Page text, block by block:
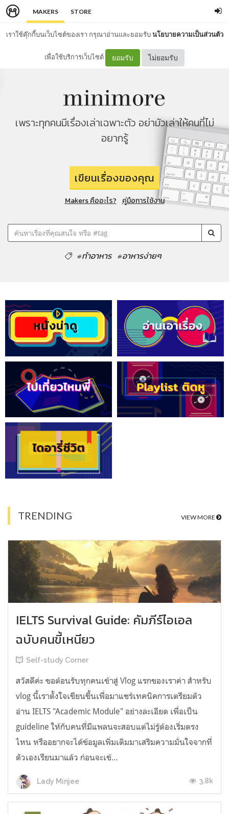
MAKERS STORE
เราใช้คุ๊กกี้บนเว็บไซต์ของเรา กรุณาอ่านและยอมรับนโยบายความเป็นส่วนตัว
เพื่อใช้บริการเว็บไซต์ ยอมรับ ไม่ยอมรับ
เพราะทุกคนมีเรื่องเล่าเฉพาะตัว อย่ามัวเล่าให้คนที่ไม่
อยากรู้
เขียนเรื่องของคุณ
Makers คืออะไร? คู่มือการใช้งาน
#ทำอาหาร #อาหารง่ายๆ
TRENDING VIEW MORE
IELTS Survival Guide: คัมภีร์ไอเอล
ฉบับคนขี้เหนียว
Self-study Corner
สวัสดีค่ะ ขอต้อนรับทุกคนเข้าสู่ Vlog แรกของเราค่า สำหรับ
vlog นี้เราตั้งใจเขียนขึ้นเพื่อมาแชร์เทคนิคการเตรียมตัว
อ่าน IELTS "Academic Module" อย่างละเอียด เพื่อเป็น
guideline ให้กับคนที่มีแพลนจะสอบแต่ไม่รู้ต้องเริ่มตรง
ไหน หรืออยากจะได้ข้อมูลเพิ่มเติมมาเสริมความมั่นใจจากที่
ตัวเองเรียนมาแล้ว ก่อนจะเข้...
Lady Minjee 3.8k